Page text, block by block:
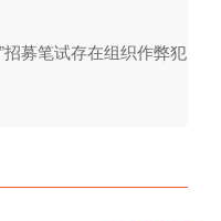
募笔试存在组织作弊犯